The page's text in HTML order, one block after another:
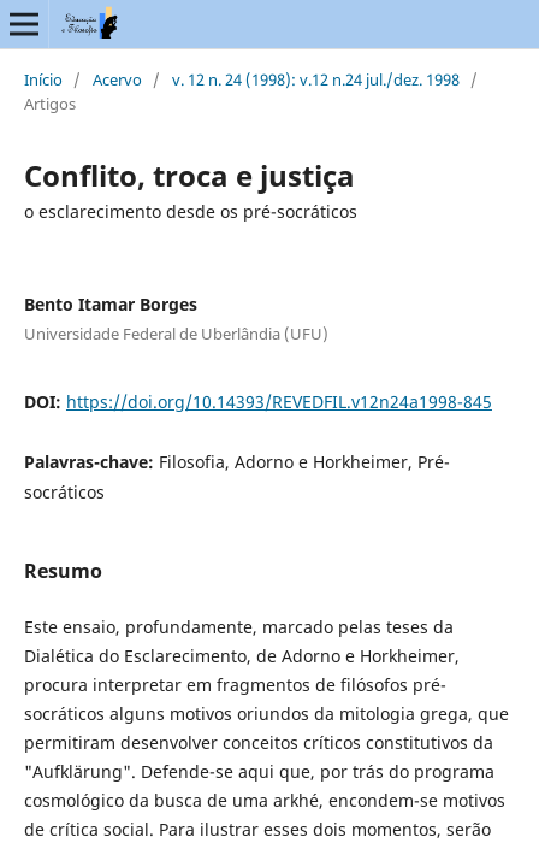
Início / Acervo / v. 12 n. 24 (1998): v.12 n.24 jul./dez. 1998 /
Artigos
Conflito, troca e justiça
o esclarecimento desde os pré-socráticos
Bento Itamar Borges
Universidade Federal de Uberlândia (UFU)
DOI: https://doi.org/10.14393/REVEDFIL.v12n24a1998-845
Palavras-chave: Filosofia, Adorno e Horkheimer, Pré-
socráticos
Resumo
Este ensaio, profundamente, marcado pelas teses da
Dialética do Esclarecimento, de Adorno e Horkheimer,
procura interpretar em fragmentos de filósofos pré-
socráticos alguns motivos oriundos da mitologia grega, que
permitiram desenvolver conceitos críticos constitutivos da
"Aufklärung". Defende-se aqui que, por trás do programa
cosmológico da busca de uma arkhé, encondem-se motivos
de crítica social. Para ilustrar esses dois momentos, serão